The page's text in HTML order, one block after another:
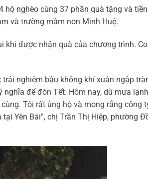
hộ nghèo cùng 37 phần quà tặng và tiền
và trường mầm non Minh Huệ.
khi được nhận quà của chương trình.
nghiệm bầu không khí xuân ngập
để đón Tết. Hôm nay, dù mưa lạnh
Tôi rất ủng hộ và mong rằng công
Yên Bái”, chị Trần Thị Hiệp, phường